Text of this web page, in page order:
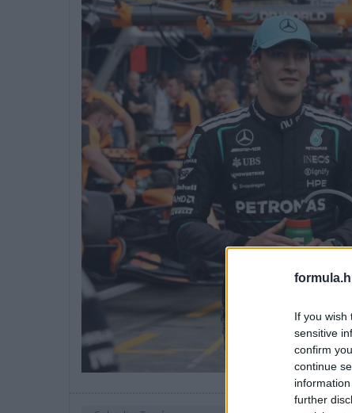
If you wish
sensitive
confirm
continue
further